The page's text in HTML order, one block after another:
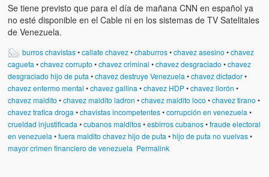
Victimas del 11 de abril de 2002
Víctimas del régimen dictatorial de Chávez desde que tomó el
Víctimas inocentes de la violencia castrista del 4 de Febrero de
1992
¡¡¡Miserable traidor, mira a tu pueblo!!! (Despicable traitor, look
your country!!!)
Fotos
Se tiene previsto que para el día de mañana CNN en español ya
no esté disponible en el Cable ni en los sistemas de TV Satelitales
de Venezuela.
burros chavistas•callate chavez•chaburros•chavez asesino •chavez
cagueta •chavez corrupto •chavez criminal •chavez desgraciado •chavez
desgraciado hijo de puta •chavez destruye Venezuela •chavez dictador•
chavez enfermo mental •chavez gallina •chavez HDP•chavez llorón •
chavez maldito •chavez maldito ladron •chavez maldito loco •chavez tirano •
chavez trafica droga •chavistas incompetentes•corrupción en venezuela •
crueldad injustificada •cubanos malditos•esbirros cubanos•fraude electoral
en venezuela •fuera maldito chavez hijo de puta •hijo de puta no vuelvas•
mayor crimen financiero de venezuela Permalink